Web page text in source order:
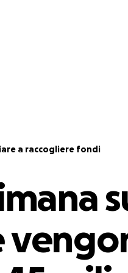
a raccogliere fondi